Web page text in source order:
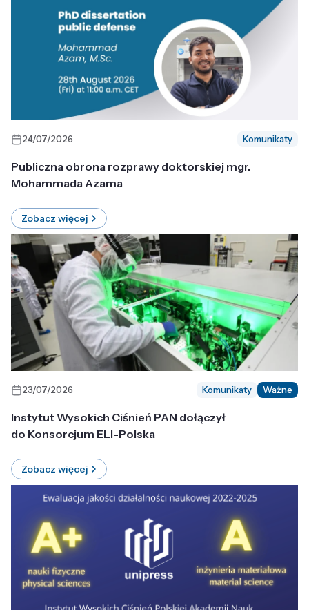
24/07/2026 Komunikaty
Publiczna obrona rozprawy doktorskiej mgr.
Mohammada Azama
Zobacz więcej
23/07/2026 Komunikaty Ważne
Instytut Wysokich Ciśnień PAN dołączył
do Konsorcjum ELI-Polska
Zobacz więcej